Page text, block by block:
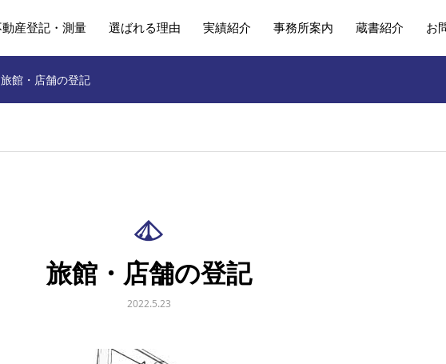
動産登記・測量 選ばれる理由 実績紹介 事務所案内 蔵書紹介 お
旅館・店舗の登記
旅館・店舗の登記
2022.5.23